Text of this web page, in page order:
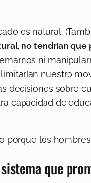
es natural.
no tendrían
ni
nuestro
decisiones sobre
capacidad de
porque los
que